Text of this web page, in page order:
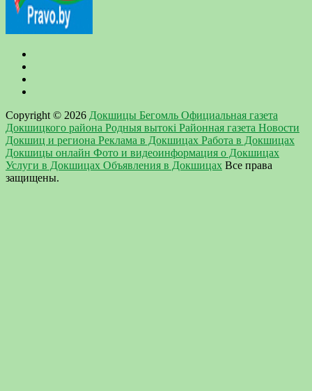
Copyright © 2026 Докшицы Бегомль Официальная газета
Докшицкого района Родныя вытокi Районная газета Новости
Докшиц и региона Реклама в Докшицах Работа в Докшицах
Докшицы онлайн Фото и видеоинформация о Докшицах
Услуги в Докшицах Объявления в Докшицах Все права
защищены.